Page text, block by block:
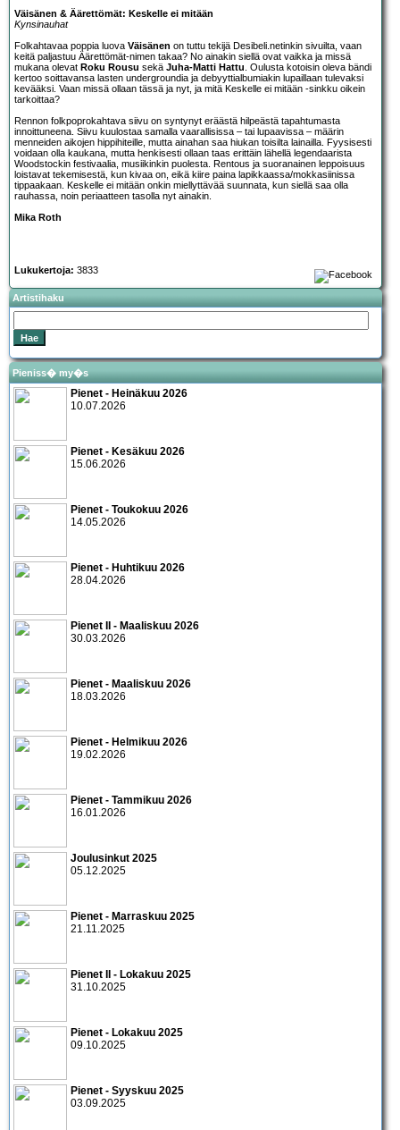
Väisänen & Äärettömät: Keskelle ei mitään
Kynsinauhat
Folkahtavaa poppia luova Väisänen on tuttu tekijä Desibeli.netinkin sivuilta, vaan
keitä paljastuu Äärettömät-nimen takaa? No ainakin siellä ovat vaikka ja missä
mukana olevat Roku Rousu sekä Juha-Matti Hattu . Oulusta kotoisin oleva bändi
kertoo soittavansa lasten undergroundia ja debyyttialbumiakin lupaillaan tulevaksi
kevääksi. Vaan missä ollaan tässä ja nyt, ja mitä Keskelle ei mitään -sinkku oikein
tarkoittaa?
Rennon folkpoprokahtava siivu on syntynyt eräästä hilpeästä tapahtumasta
innoittuneena. Siivu kuulostaa samalla vaarallisissa – tai lupaavissa – määrin
menneiden aikojen hippihiteille, mutta ainahan saa hiukan toisilta lainailla. Fyysisesti
voidaan olla kaukana, mutta henkisesti ollaan taas erittäin lähellä legendaarista
Woodstockin festivaalia, musiikinkin puolesta. Rentous ja suoranainen leppoisuus
loistavat tekemisestä, kun kivaa on, eikä kiire paina lapikkaassa/mokkasiinissa
tippaakaan. Keskelle ei mitään onkin miellyttävää suunnata, kun siellä saa olla
rauhassa, noin periaatteen tasolla nyt ainakin.
Mika Roth
Lukukertoja: 3833
Artistihaku
Pieniss� my�s
Pienet - Heinäkuu 2026
10.07.2026
Pienet - Kesäkuu 2026
15.06.2026
Pienet - Toukokuu 2026
14.05.2026
Pienet - Huhtikuu 2026
28.04.2026
Pienet II - Maaliskuu 2026
30.03.2026
Pienet - Maaliskuu 2026
18.03.2026
Pienet - Helmikuu 2026
19.02.2026
Pienet - Tammikuu 2026
16.01.2026
Joulusinkut 2025
05.12.2025
Pienet - Marraskuu 2025
21.11.2025
Pienet II - Lokakuu 2025
31.10.2025
Pienet - Lokakuu 2025
09.10.2025
Pienet - Syyskuu 2025
03.09.2025